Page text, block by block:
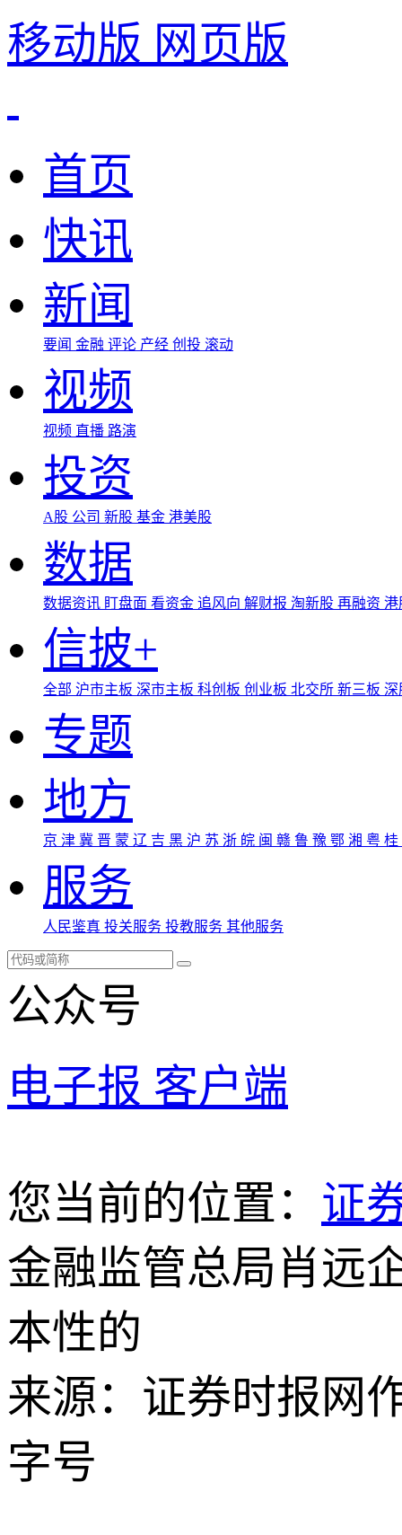
移动版 网页版
首页
快讯
新闻
要闻 金融 评论 产经 创投 滚动
视频
视频 直播 路演
投资
A股 公司 新股 基金 港美股
数据
数据资讯 盯盘面 看资金 追风向 解财报 淘新股 再融资
信披+
全部 沪市主板 深市主板 科创板 创业板 北交所 新三板
专题
地方
京 津 冀 晋 蒙 辽 吉 黑 沪 苏 浙 皖 闽 赣 鲁 豫 鄂 湘 粤 桂
服务
人民鉴真 投关服务 投教服务 其他服务
公众号
电子报 客户端
您当前的位置： 证
金融监管总局肖远
本性的
来源：证券时报网
字号